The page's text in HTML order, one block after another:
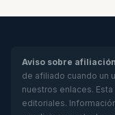
Aviso sobre
de afiliado cuando un
nuestros enlaces.
editoriales.